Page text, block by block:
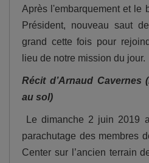
Après l'embarquement et le
Président, nouveau saut
grand cette fois pour
lieu de notre mission du jour.
Récit d’Arnaud Cavernes
au sol)
Le dimanche 2 juin 2019
parachutage des membres
Center sur l’ancien terrain